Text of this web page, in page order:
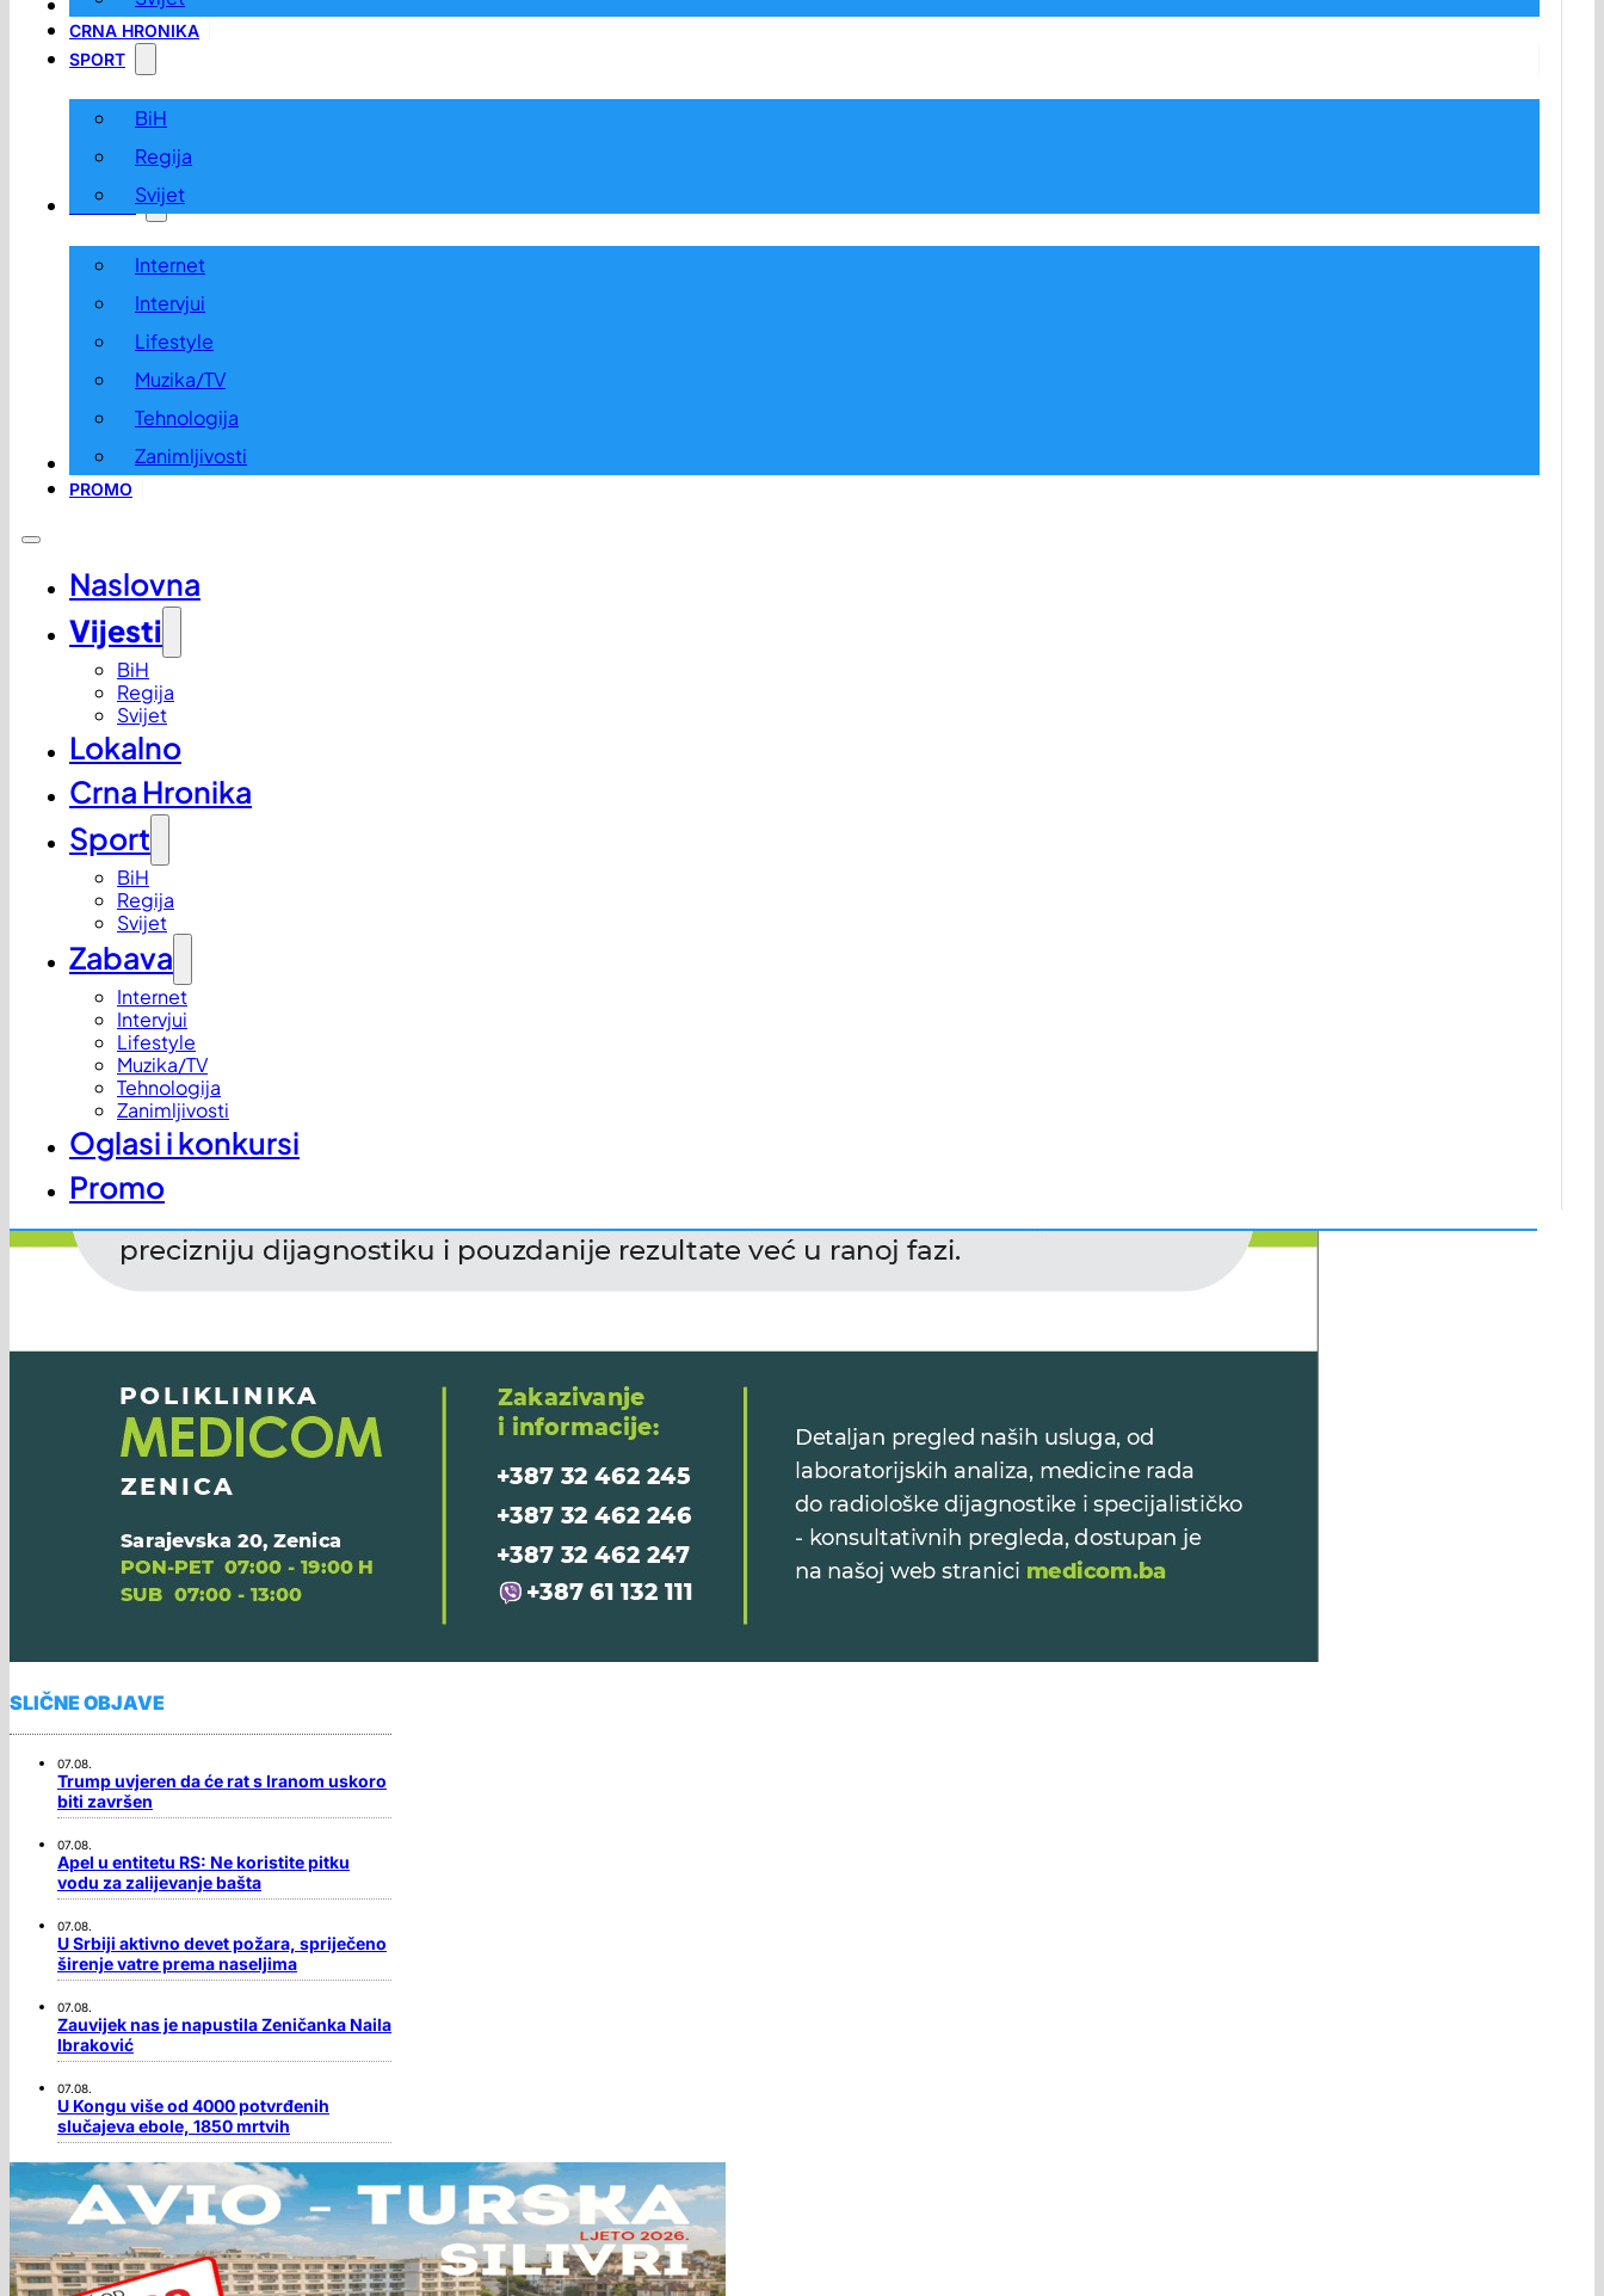
LOKALNO
CRNA HRONIKA
SPORT
BiH
Regija
Svijet
ZABAVA
Internet
Intervjui
Lifestyle
Muzika/TV
Tehnologija
Zanimljivosti
OGLASI I KONKURSI
PROMO
Naslovna
Vijesti
BiH
Regija
Svijet
Lokalno
Crna Hronika
Sport
BiH
Regija
Svijet
Zabava
Internet
Intervjui
Lifestyle
Muzika/TV
Tehnologija
Zanimljivosti
Oglasi i konkursi
Promo
SLIČNE OBJAVE
07.08.
Trump uvjeren da će rat s Iranom uskoro
biti završen
07.08.
Apel u entitetu RS: Ne koristite pitku
vodu za zalijevanje bašta
07.08.
U Srbiji aktivno devet požara, spriječeno
širenje vatre prema naseljima
07.08.
Zauvijek nas je napustila Zeničanka Naila
Ibraković
07.08.
U Kongu više od 4000 potvrđenih
slučajeva ebole, 1850 mrtvih